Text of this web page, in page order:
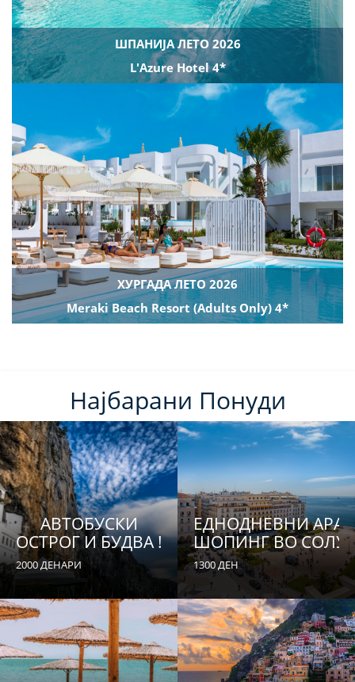
ШПАНИЈА ЛЕТО 2026
L'Azure Hotel 4*
ХУРГАДА ЛЕТО 2026
Meraki Beach Resort (Adults Only) 4*
Најбарани Понуди
АВТОБУСКИ
ОСТРОГ И БУДВА !
2000 ДЕНАРИ
ЕДНОДНЕВНИ
ШОПИНГ ВО
1300 ДЕН